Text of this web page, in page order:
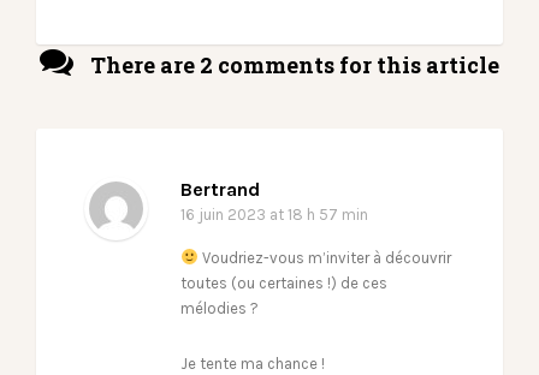
There are 2 comments for this article
Bertrand
16 juin 2023 at 18 h 57 min
Voudriez-vous m’inviter à découvrir
toutes (ou certaines !) de ces
mélodies ?
Je tente ma chance !